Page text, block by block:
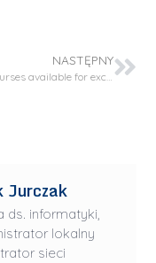
NASTĘPNY
List of courses available for exchange students in spring semester of academic year 2023/24
Jurczak
ds. informatyki,
lokalny
sieci